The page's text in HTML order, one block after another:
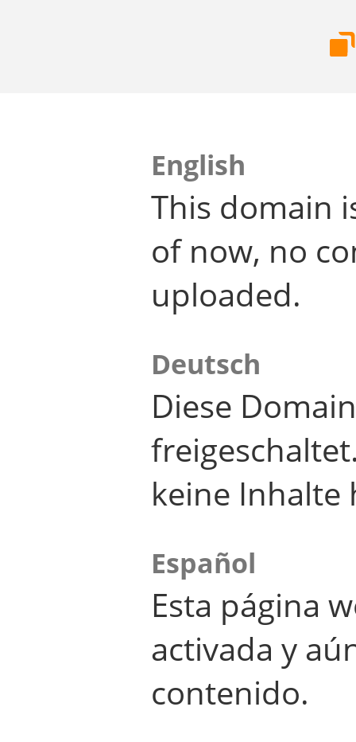
English
This domain
of now, no
uploaded.
Deutsch
Diese
keine Inhalte
Español
Esta página
activada y
contenido.